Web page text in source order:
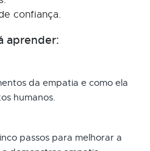
confiança.
aprender:
da empatia e como ela
humanos.
passos para melhorar a